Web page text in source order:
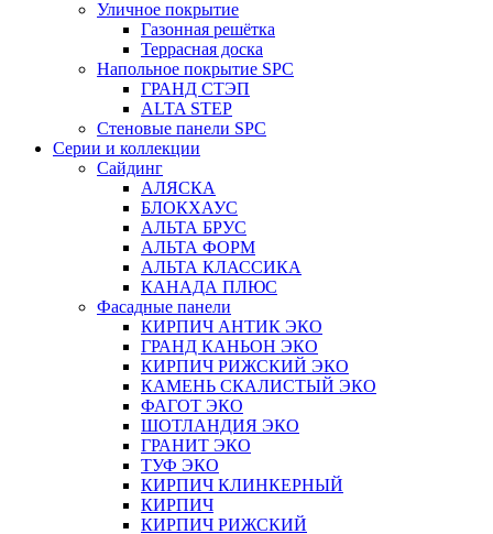
Уличное покрытие
Газонная решётка
Террасная доска
Напольное покрытие SPC
ГРАНД СТЭП
ALTA STEP
Стеновые панели SPC
Серии и коллекции
Сайдинг
АЛЯСКА
БЛОКХАУС
АЛЬТА БРУС
АЛЬТА ФОРМ
АЛЬТА КЛАССИКА
КАНАДА ПЛЮС
Фасадные панели
КИРПИЧ АНТИК ЭКО
ГРАНД КАНЬОН ЭКО
КИРПИЧ РИЖСКИЙ ЭКО
КАМЕНЬ СКАЛИСТЫЙ ЭКО
ФАГОТ ЭКО
ШОТЛАНДИЯ ЭКО
ГРАНИТ ЭКО
ТУФ ЭКО
КИРПИЧ КЛИНКЕРНЫЙ
КИРПИЧ
КИРПИЧ РИЖСКИЙ